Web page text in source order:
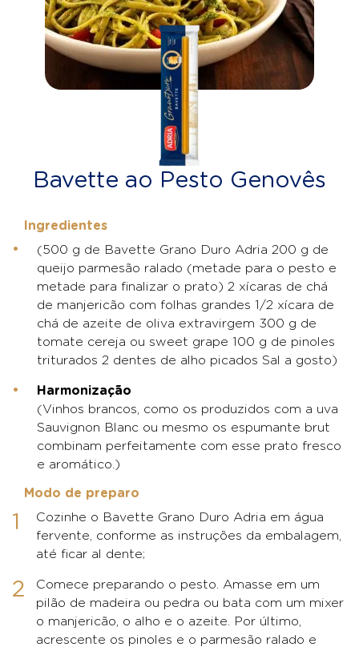
Bavette ao Pesto Genovês
Ingredientes
(500 g de Bavette Grano Duro Adria 200 g de
queijo parmesão ralado (metade para o pesto e
metade para finalizar o prato) 2 xícaras de chá
de manjericão com folhas grandes 1/2 xícara de
chá de azeite de oliva extravirgem 300 g de
tomate cereja ou sweet grape 100 g de pinoles
triturados 2 dentes de alho picados Sal a gosto)
Harmonização
(Vinhos brancos, como os produzidos com a uva
Sauvignon Blanc ou mesmo os espumante brut
combinam perfeitamente com esse prato fresco
e aromático.)
Modo de preparo
Cozinhe o Bavette Grano Duro Adria em água
fervente, conforme as instruções da embalagem,
até ficar al dente;
Comece preparando o pesto. Amasse em um
pilão de madeira ou pedra ou bata com um mixer
o manjericão, o alho e o azeite. Por último,
acrescente os pinoles e o parmesão ralado e